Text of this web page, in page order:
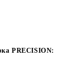
PRECISION: